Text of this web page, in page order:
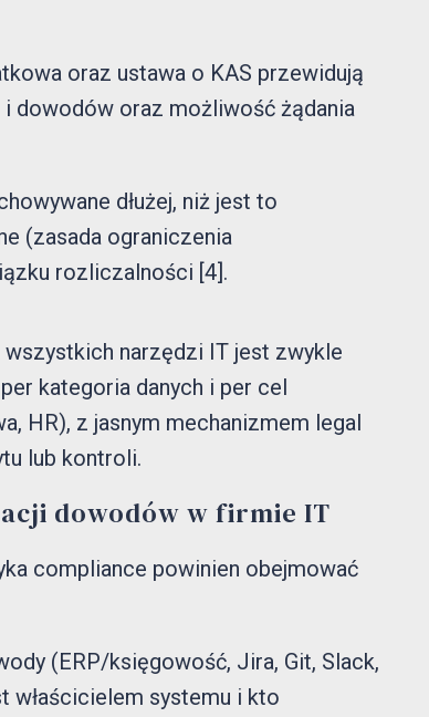
oraz ustawa o KAS przewidują
i dowodów oraz możliwość żądania
dłużej, niż jest to
(zasada ograniczenia
rozliczalności [4].
wszystkich narzędzi IT jest zwykle
kategoria danych i per cel
HR), z jasnym mechanizmem legal
lub kontroli.
dowodów w firmie IT
compliance powinien obejmować
(ERP/księgowość, Jira, Git, Slack,
właścicielem systemu i kto